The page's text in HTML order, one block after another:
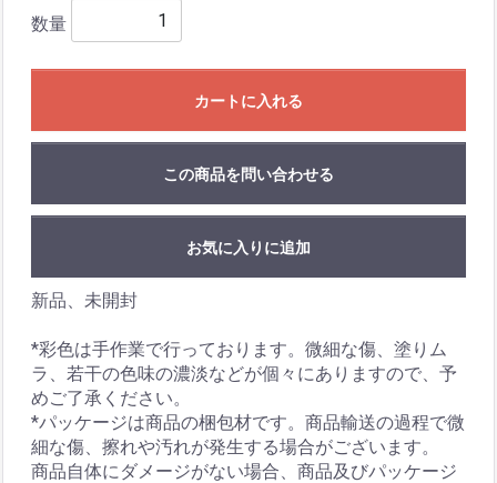
数量
カートに入れる
この商品を問い合わせる
お気に入りに追加
新品、未開封
*彩色は手作業で行っております。微細な傷、塗りム
ラ、若干の色味の濃淡などが個々にありますので、予
めご了承ください。
*パッケージは商品の梱包材です。商品輸送の過程で微
細な傷、擦れや汚れが発生する場合がございます。
商品自体にダメージがない場合、商品及びパッケージ